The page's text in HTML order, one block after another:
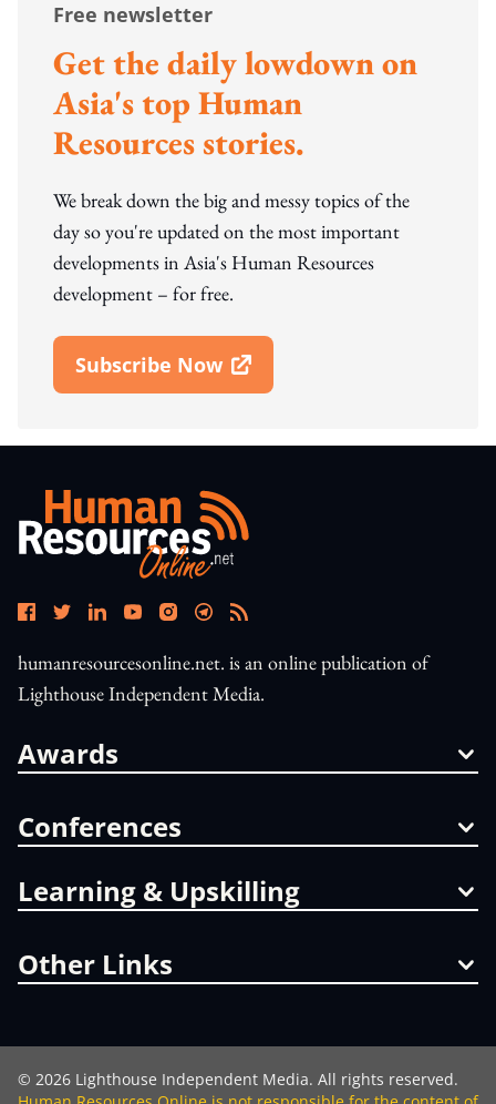
Free newsletter
Get the daily lowdown on
Asia's top Human
Resources stories.
We break down the big and messy topics of the
day so you're updated on the most important
developments in Asia's Human Resources
development – for free.
Subscribe Now
Open In New Window
humanresourcesonline.net. is an online publication of
Lighthouse Independent Media.
Awards
Conferences
Learning & Upskilling
Other Links
© 2026 Lighthouse Independent Media. All rights reserved.